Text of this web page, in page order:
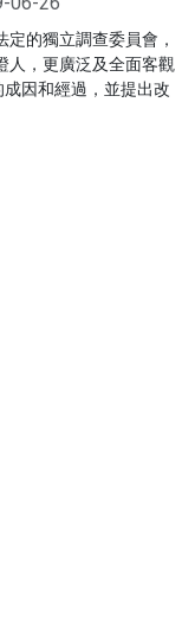
的獨立調查委員會，
人，更廣泛及全面客觀
因和經過，並提出改